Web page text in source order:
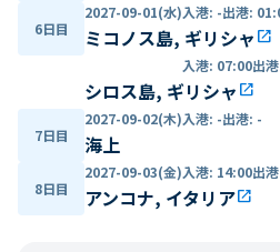
6日目
2027-09-01(水)入港: -出港:
ミコノス島, ギリシャ open_in_new
入港: 07:00出港
シロス島, ギリシャ open_in_new
7日目
2027-09-02(木)入港: -出港: -
海上
8日目
2027-09-03(金)入港: 14:00出港
アンコナ, イタリアopen_in_new